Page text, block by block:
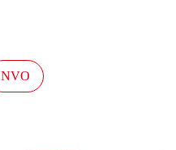
NVO